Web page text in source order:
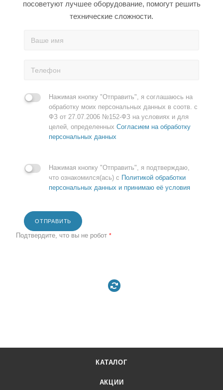
посоветуют лучшее оборудование, помогут решить
технические сложности.
Нажимая кнопку "Отправить", я соглашаюсь на
обработку моих персональных данных в соотв. с
ФЗ от 27.07.2006 №152-ФЗ на условиях и для
целей, определенных Согласием на обработку
персональных данных
Нажимая кнопку "Отправить", я подтверждаю,
что ознакомился(ась) с Политикой обработки
персональных данных и принимаю её условия
ОТПРАВИТЬ
Подтвердите, что вы не робот *
КАТАЛОГ
АКЦИИ